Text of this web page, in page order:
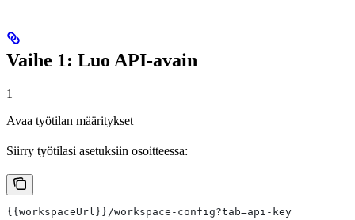
Vaihe 1: Luo API-avain
1
Avaa työtilan määritykset
Siirry työtilasi asetuksiin osoitteessa:
{{workspaceUrl}}/workspace-config?tab=api-key